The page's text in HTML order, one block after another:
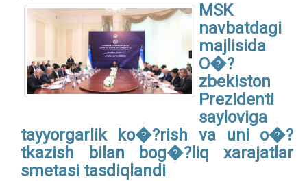
MSK
navbatdagi
majlisida
O�?
zbekiston
Prezidenti
sayloviga
tayyorgarlik ko�?rish va uni o�?
tkazish bilan bog�?liq xarajatlar
smetasi tasdiqlandi